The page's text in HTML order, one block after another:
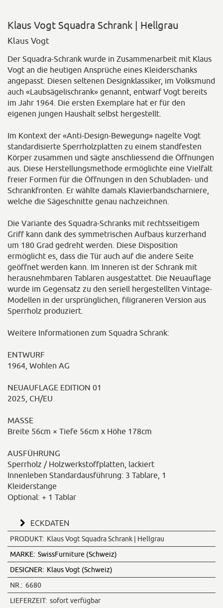
Klaus Vogt Squadra Schrank | Hellgrau
Klaus Vogt
Der Squadra-Schrank wurde in Zusammenarbeit mit Klaus
Vogt an die heutigen Ansprüche eines Kleiderschanks
angepasst. Diesen seltenen Designklassiker, im Volksmund
auch «Laubsägelischrank» genannt, entwarf Vogt bereits
im Jahr 1964. Die ersten Exemplare hat er für den
eigenen jungen Haushalt selbst hergestellt.
Im Kontext der «Anti-Design-Bewegung» nagelte Vogt
standardisierte Sperrholzplatten zu einem standfesten
Körper zusammen und sägte anschliessend die Öffnungen
aus. Diese Herstellungsmethode ermöglichte eine Vielfalt
freier Formen für die Öffnungen in den Schubladen- und
Schrankfronten. Er wählte damals Klavierbandscharniere,
welche die Sägeschnitte genau nachzeichnen.
Die Variante des Squadra-Schranks mit rechtsseitigem
Griff kann dank des symmetrischen Aufbaus kurzerhand
um 180 Grad gedreht werden. Diese Disposition
ermöglicht es, dass die Tür auch auf die andere Seite
geöffnet werden kann. Im Inneren ist der Schrank mit
herausnehmbaren Tablaren ausgestattet. Die Neuauflage
wurde im Gegensatz zu den seriell hergestellten Vintage-
Modellen in der ursprünglichen, filigraneren Version aus
Sperrholz produziert.
Weitere Informationen zum Squadra Schrank:
ENTWURF
1964, Wohlen AG
NEUAUFLAGE EDITION 01
2025, CH/EU
MASSE
Breite 56cm × Tiefe 56cm x Höhe 178cm
AUSFÜHRUNG
Sperrholz / Holzwerkstoffplatten, lackiert
Innenleben Standardausführung: 3 Tablare, 1
Kleiderstange
Optional: + 1 Tablar
ECKDATEN
PRODUKT: Klaus Vogt Squadra Schrank | Hellgrau
MARKE: SwissFurniture (Schweiz)
DESIGNER: Klaus Vogt (Schweiz)
NR.: 6680
LIEFERZEIT: sofort verfügbar